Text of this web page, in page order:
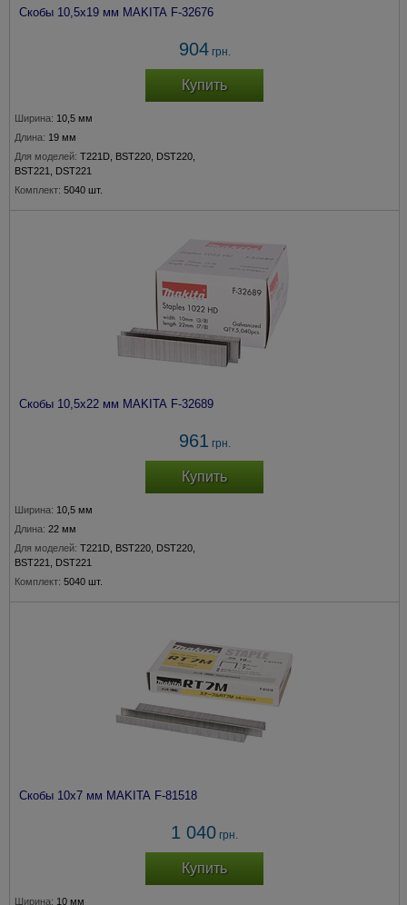
Скобы 10,5х19 мм MAKITA F-32676
904грн.
Купить
Ширина: 10,5 мм
Длина: 19 мм
Для моделей: T221D, BST220, DST220,
BST221, DST221
Комплект: 5040 шт.
Скобы 10,5х22 мм MAKITA F-32689
961 грн.
Купить
Ширина: 10,5 мм
Длина: 22 мм
Для моделей: T221D, BST220, DST220,
BST221, DST221
Комплект: 5040 шт.
Скобы 10х7 мм MAKITA F-81518
1 040 грн.
Купить
Ширина: 10 мм